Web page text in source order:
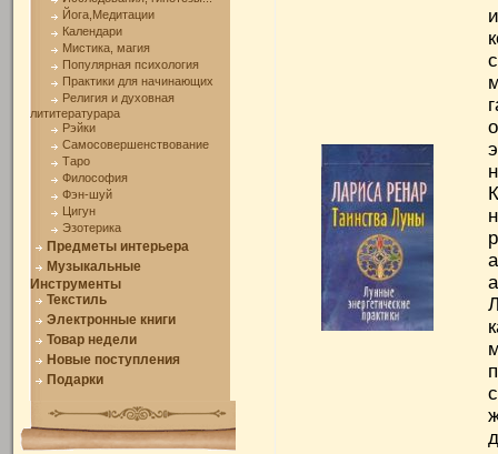
Йога,Медитации
Календари
Мистика, магия
Популярная психология
Практики для начинающих
Религия и духовная
лититературара
Рэйки
Самосовершенствование
Таро
Философия
Фэн-шуй
Цигун
Эзотерика
Предметы интерьера
Музыкальные
Инструменты
Текстиль
Электронные книги
Товар недели
Новые поступления
Подарки